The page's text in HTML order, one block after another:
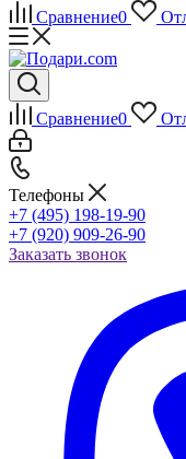
Сравнение0
Сравнение0
Телефоны
+7 (495) 198-19-90
+7 (920) 909-26-90
Заказать звонок